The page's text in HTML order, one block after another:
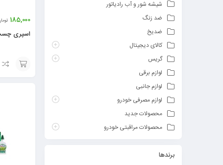
185,000
اسپری
شیشه شور و آب رادیاتور
ضد زنگ
ضدیخ
کالای دیجیتال
گریس
لوازم برقی
لوازم جانبی
لوازم مصرفی خودرو
محصولات جدید
محصولات مراقبتی خودرو
برندها